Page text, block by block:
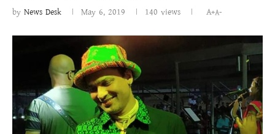
by News Desk May 6, 2019 140 views A+A-